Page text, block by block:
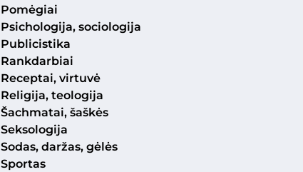
Pomėgiai
Psichologija, sociologija
Publicistika
Rankdarbiai
Receptai, virtuvė
Religija, teologija
Šachmatai, šaškės
Seksologija
Sodas, daržas, gėlės
Sportas